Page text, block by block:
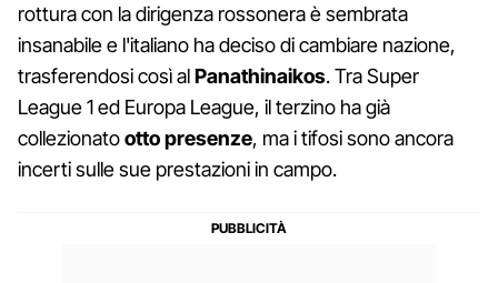
rottura con la dirigenza rossonera è sembrata
insanabile e l'italiano ha deciso di cambiare nazione,
trasferendosi così alPanathinaikos. Tra Super
League 1 ed Europa League, il terzino ha già
collezionatootto presenze, ma i tifosi sono ancora
incerti sulle sue prestazioni in campo.